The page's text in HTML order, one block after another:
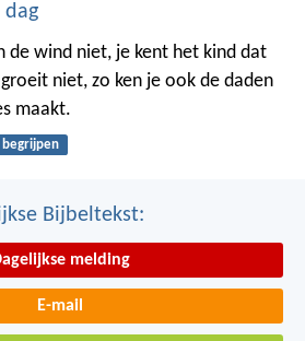
dag
de wind niet, je kent het kind dat
niet, zo ken je ook de daden
maakt.
begrijpen
Bijbeltekst:
melding
E-mail